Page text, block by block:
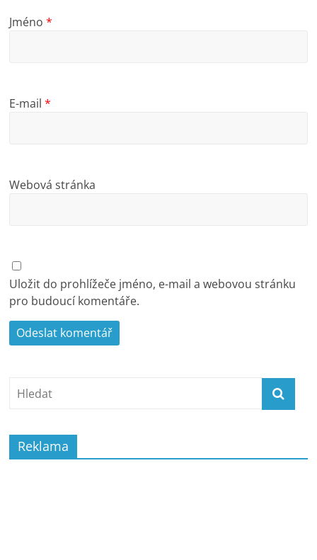
Jméno*
E-mail*
Webová stránka
Uložit do prohlížeče jméno, e-mail a webovou stránku
pro budoucí komentáře.
Reklama